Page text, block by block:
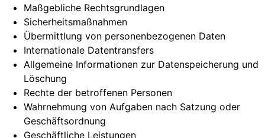
Maßgebliche Rechtsgrundlagen
Sicherheitsmaßnahmen
Übermittlung von personenbezogenen Daten
Internationale Datentransfers
Allgemeine Informationen zur Datenspeicherung und
Löschung
Rechte der betroffenen Personen
Wahrnehmung von Aufgaben nach Satzung oder
Geschäftsordnung
Geschäftliche Leistungen